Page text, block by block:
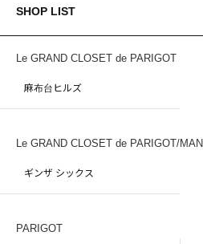
SHOP LIST
Le GRAND CLOSET de PARIGOT
麻布台ヒルズ
Le GRAND CLOSET de PARIGOT/MAN
ギンザ シックス
PARIGOT